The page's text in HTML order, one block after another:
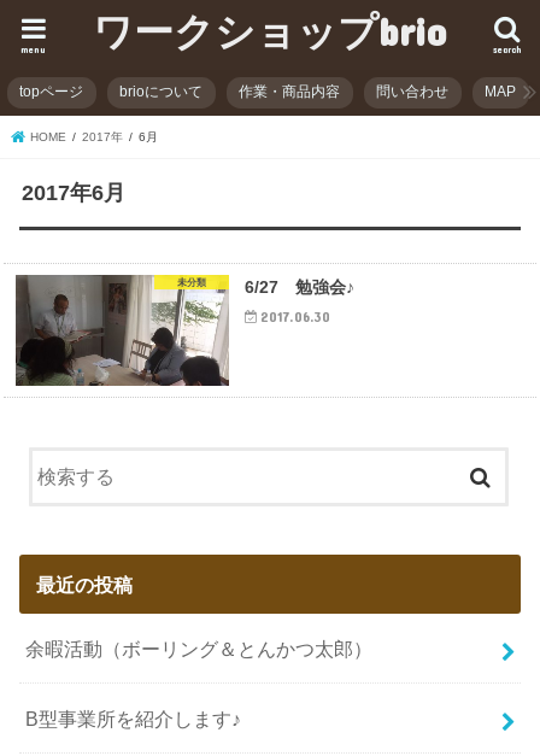
ワークショップbrio search
menu
topページ brioについて 作業・商品内容 問い合わせ MAP
HOME 2017年 6月
2017年6月
未分類 6/27 勉強会♪
2017.06.30
最近の投稿
余暇活動（ボーリング＆とんかつ太郎）
B型事業所を紹介します♪